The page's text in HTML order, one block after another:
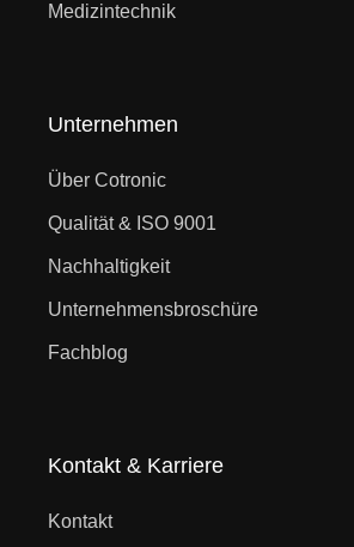
Medizintechnik
Unternehmen
Über Cotronic
Qualität & ISO 9001
Nachhaltigkeit
Unternehmensbroschüre
Fachblog
Kontakt & Karriere
Kontakt